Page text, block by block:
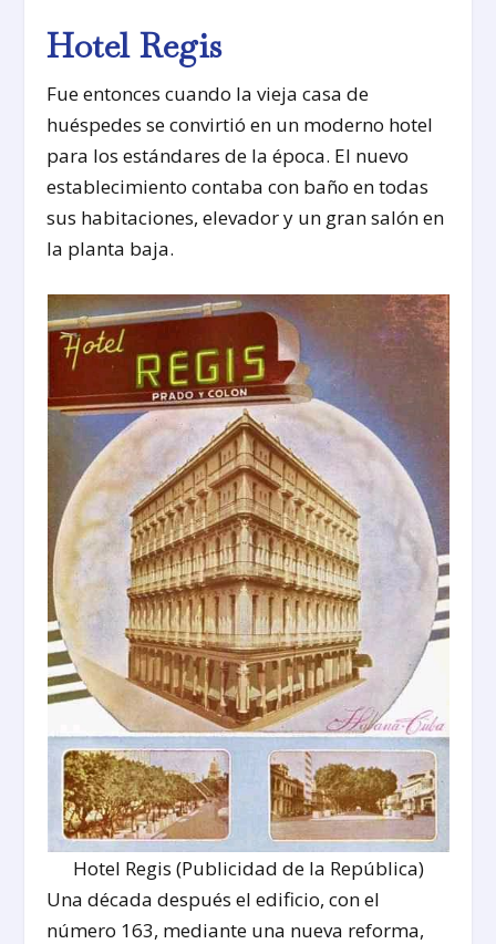
Hotel Regis
Fue entonces cuando la vieja casa de
huéspedes se convirtió en un moderno hotel
para los estándares de la época. El nuevo
establecimiento contaba con baño en todas
sus habitaciones, elevador y un gran salón en
la planta baja.
Hotel Regis (Publicidad de la República)
Una década después el edificio, con el
número 163, mediante una nueva reforma,